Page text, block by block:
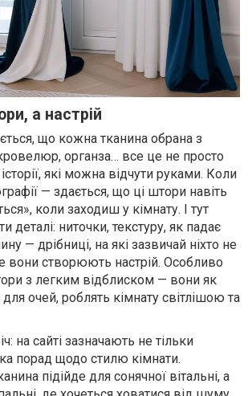
а настрій
що кожна тканина обрана з
органза… все це не просто
які можна відчути руками. Коли
— здається, що ці штори навіть
коли заходиш у кімнату. І тут
деталі: ниточки, текстуру, як падає
— дрібниці, на які зазвичай ніхто не
вони створюють настрій. Особливо
з легким відблиском — вони як
очей, роблять кімнату світлішою та
на сайті зазначають не тільки
порад щодо стилю кімнати.
підійде для сонячної вітальні, а